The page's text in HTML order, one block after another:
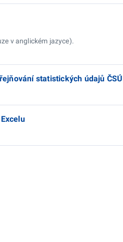
v anglickém jazyce).
statistických údajů ČSÚ